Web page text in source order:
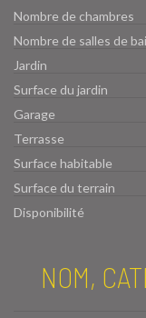
Nombre de chambres
Nombre de salles de
Jardin
Surface du jardin
Garage
Terrasse
Surface habitable
Surface du terrain
Disponibilité
NOM,